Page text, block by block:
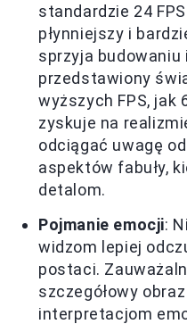
standardzie 24
płynniejszy i
sprzyja
przedstawiony
wyższych FPS, jak
zyskuje na
odciągać uwagę
aspektów fabuły,
detalom.
Pojmanie emocji:
widzom lepiej
postaci.
szczegółowy
interpretacjom